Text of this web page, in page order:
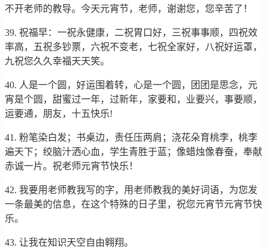
不开老师的教导。今天元宵节，老师，谢谢您，您辛苦了！
39. 祝福早：一祝永健康，二祝胃口好，三祝事事顺，四祝效
率高，五祝多钞票，六祝不变老，七祝全家好，八祝好运罩，
九祝您久久幸福天天笑。
40. 人是一个圆，好运围着转，心是一个圆，团团是思念，元
宵是个圆，甜蜜过一年，过新年，家要和，业要兴，事要顺，
运要通，朋友，十五快乐!
41. 粉笔染白发；书桌边，责任压两肩；浇花朵育桃李，桃李
遍天下；绞脑汁洒心血，学生青胜于蓝；像蜡烛像春蚕，奉献
赤诚一片。祝老师元宵节快乐！
42. 我要用老师教我写的字，用老师教我的美好词语，为您发
一条最美的信息，在这个特殊的日子里，祝您元宵节元宵节快
乐。
43. 让我在知识天空自由翱翔。